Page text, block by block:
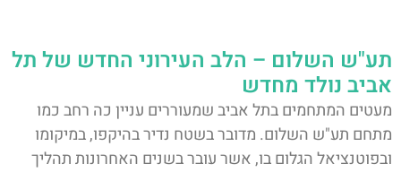
תע"ש השלום – הלב העירוני החדש של תל
אביב נולד מחדש
מעטים המתחמים בתל אביב שמעוררים עניין כה רחב כמו
מתחם תע"ש השלום. מדובר בשטח נדיר בהיקפו, במיקומו
ובפוטנציאל הגלום בו, אשר עובר בשנים האחרונות תהליך